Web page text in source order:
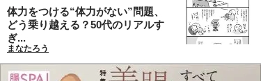
体力をつける“体力がない”問題、
どう乗り越える？50代のリアルす
ぎ...
まなたろう